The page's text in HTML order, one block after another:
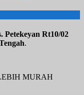
Petekeyan Rt10/02
.
MURAH